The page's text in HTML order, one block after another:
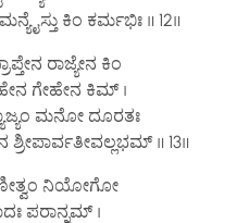
ಕಿಂ ಕರ್ಮಭಿಃ ॥ 12॥
ರಾಜ್ಯೇನ ಕಿಂ
ಗೇಹೇನ ಕಿಮ್ ।
ಮನೋ ದೂರತಃ
ಶ್ರೀಪಾರ್ವತೀವಲ್ಲಭಮ್ ॥ 13॥
ನಿಯೋಗೋ
ಪರಾನ್ನಮ್ ।